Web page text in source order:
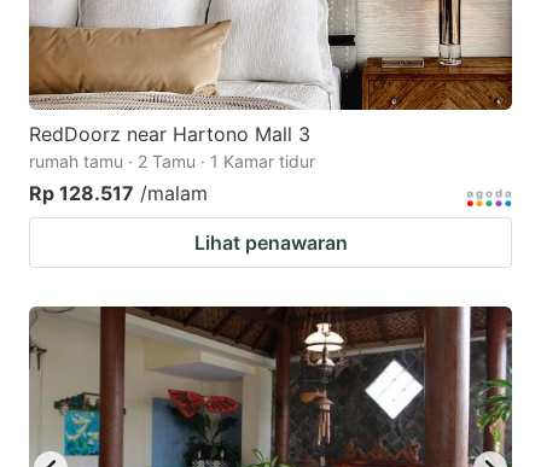
RedDoorz near Hartono Mall 3
rumah tamu · 2 Tamu · 1 Kamar tidur
Rp 128.517 /malam
Lihat penawaran